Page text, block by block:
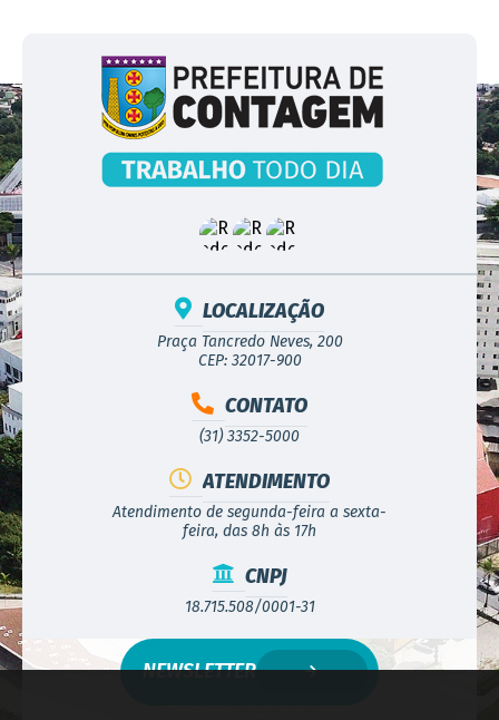
LOCALIZAÇÃO
Praça Tancredo Neves, 200
CEP: 32017-900
CONTATO
(31) 3352-5000
ATENDIMENTO
Atendimento de segunda-feira a sexta-
feira, das 8h às 17h
CNPJ
18.715.508/0001-31
NEWSLETTER